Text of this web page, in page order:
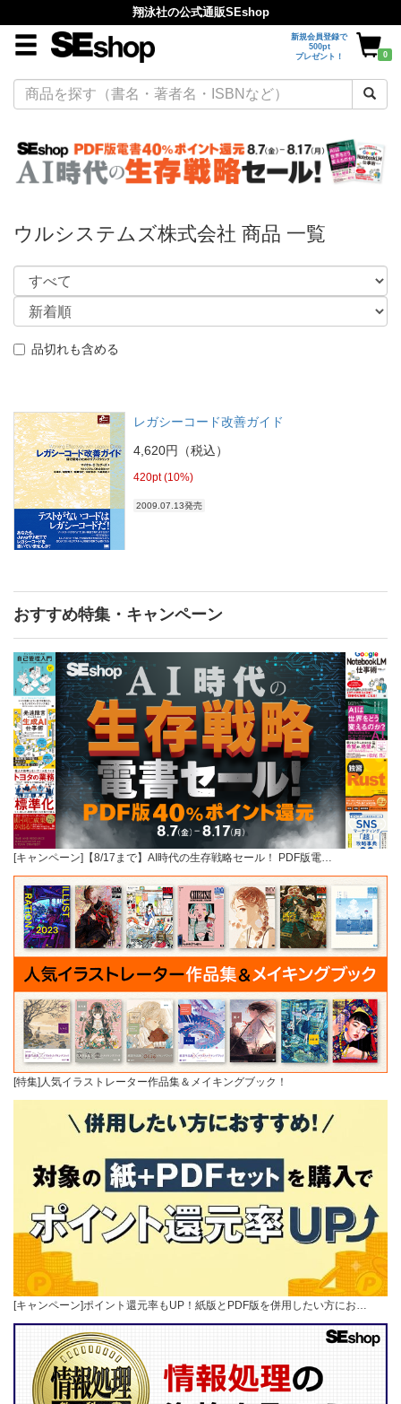
翔泳社の公式通販SEshop
新規会員登録で
500pt
プレゼント！
0
ウルシステムズ株式会社 商品 一覧
品切れも含める
レガシーコード改善ガイド
4,620円（税込）
420pt (10%)
2009.07.13発売
おすすめ特集・キャンペーン
[キャンペーン]【8/17まで】AI時代の生存戦略セール！ PDF版電…
[特集]人気イラストレーター作品集＆メイキングブック！
[キャンペーン]ポイント還元率もUP！紙版とPDF版を併用したい方にお…